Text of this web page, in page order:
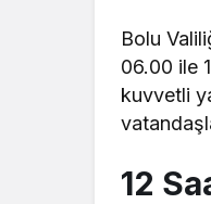
Bolu
06.00 ile
kuvvetli
12